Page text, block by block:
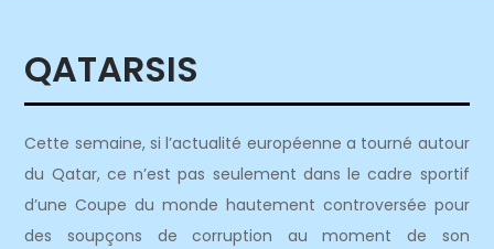
QATARSIS
Cette semaine, si l’actualité européenne a tourné autour
du Qatar, ce n’est pas seulement dans le cadre sportif
d’une Coupe du monde hautement controversée pour
des soupçons de corruption au moment de son